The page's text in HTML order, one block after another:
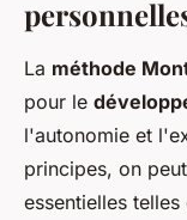
La méthode
pour le
l'autonomie et
principes, on
essentielles